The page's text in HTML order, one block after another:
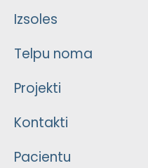
Izsoles
Telpu noma
Projekti
Kontakti
Pacientu